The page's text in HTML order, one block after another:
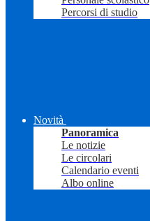
Percorsi di studio
Novità
Panoramica
Le notizie
Le circolari
Calendario eventi
Albo online